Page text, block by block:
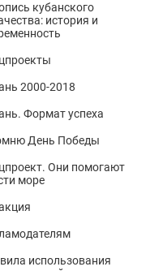
кубанского
история и
2000-2018
Формат успеха
День Победы
Они помогают
море
использования